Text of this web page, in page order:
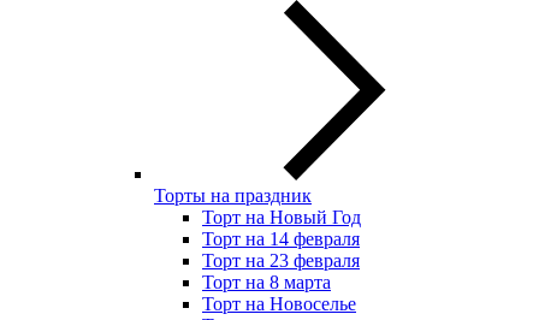
Торты на праздник
Торт на Новый Год
Торт на 14 февраля
Торт на 23 февраля
Торт на 8 марта
Торт на Новоселье